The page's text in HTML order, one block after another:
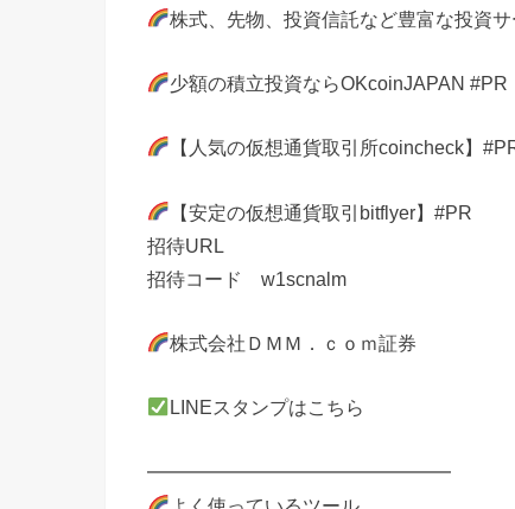
株式、先物、投資信託など豊富な投資
少額の積立投資ならOKcoinJAPAN #PR
【人気の仮想通貨取引所coincheck】
【安定の仮想通貨取引bitflyer】#PR
招待URL
招待コード w1scnalm
株式会社ＤＭＭ．ｃｏｍ証券
LINEスタンプはこちら
━━━━━━━━━━━━━━━━